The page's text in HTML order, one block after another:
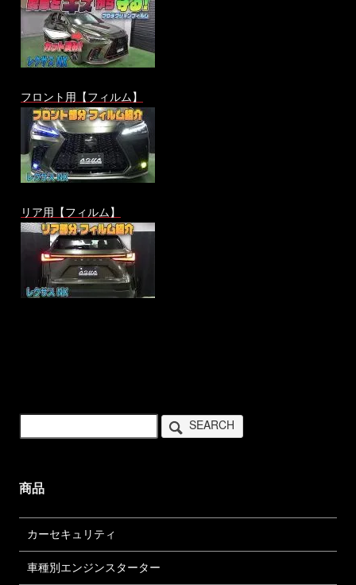
フロント用【フィルム】
リア用【フィルム】
SEARCH
商品
カーセキュリティ
車種別エンジンスターター